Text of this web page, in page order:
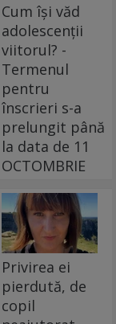
Cum își văd
adolescenții
viitorul? -
Termenul
pentru
înscrieri s-a
prelungit până
la data de 11
OCTOMBRIE
Privirea ei
pierdută, de
copil